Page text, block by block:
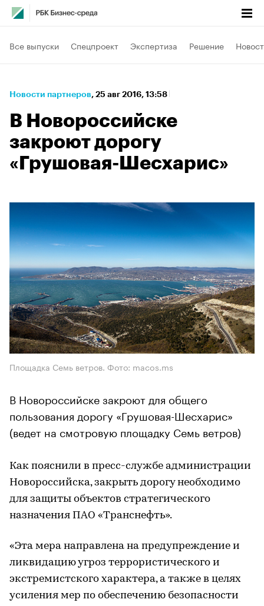
Все выпуски Спецпроект Экспертиза Решение
Новости партнеров⁠, 25 авг 2016, 13:58
В Новороссийске
закроют дорогу
«Грушовая-Шесхарис»
Площадка Семь ветров. Фото: macos.ms
В Новороссийске закроют для общего
пользования дорогу «Грушовая-Шесхарис»
(ведет на смотровую площадку Семь ветров)
Как пояснили в пресс-службе администрации
Новороссийска, закрыть дорогу необходимо
для защиты объектов стратегического
назначения ПАО «Транснефть».
«Эта мера направлена на предупреждение и
ликвидацию угроз террористического и
экстремистского характера, а также в целях
усиления мер по обеспечению безопасности